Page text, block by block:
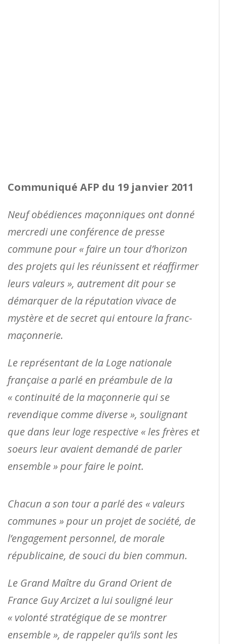
Communiqué AFP du 19 janvier 2011
Neuf obédiences maçonniques ont donné
mercredi une conférence de presse
commune pour « faire un tour d’horizon
des projets qui les réunissent et réaffirmer
leurs valeurs », autrement dit pour se
démarquer de la réputation vivace de
mystère et de secret qui entoure la franc-
maçonnerie.
Le représentant de la Loge nationale
française a parlé en préambule de la
« continuité de la maçonnerie qui se
revendique comme diverse », soulignant
que dans leur loge respective « les frères et
soeurs leur avaient demandé de parler
ensemble » pour faire le point.
Chacun a son tour a parlé des « valeurs
communes » pour un projet de société, de
l’engagement personnel, de morale
républicaine, de souci du bien commun.
Le Grand Maître du Grand Orient de
France Guy Arcizet a lui souligné leur
« volonté stratégique de se montrer
ensemble », de rappeler qu’ils sont les